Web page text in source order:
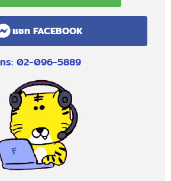
แชท FACEBOOK
ร: 02-096-5889